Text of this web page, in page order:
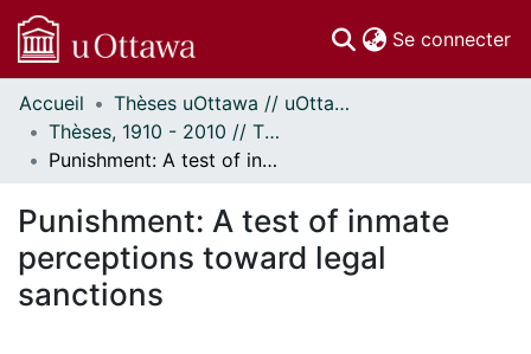
Se connecter
Communautés
et collections
Parcourir
À propos
Accueil
Thèses uOttawa // uOttawa Theses
Thèses, 1910 - 2010 // Theses, 1910 - 2010
Punishment: A test of inmate perceptions toward legal sanctions
Punishment: A test of inmate
perceptions toward legal
sanctions